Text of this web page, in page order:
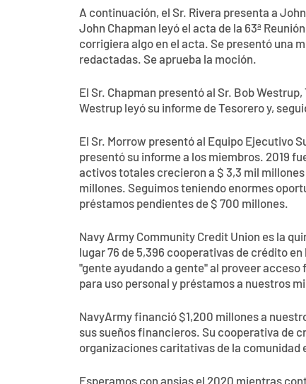
A continuación, el Sr. Rivera presenta a
John Chapman leyó el acta de la 63ª
corrigiera algo en el acta. Se presentó una
redactadas. Se aprueba la moción.
El Sr. Chapman presentó al Sr. Bob
Westrup leyó su informe de Tesorero y,
El Sr. Morrow presentó al Equipo Ejecutivo
presentó su informe a los miembros. 2019
activos totales crecieron a $ 3,3 mil
millones. Seguimos teniendo enormes
préstamos pendientes de $ 700 millones.
Navy Army Community Credit Union es la
lugar 76 de 5,396 cooperativas de crédito
"gente ayudando a gente" al proveer
para uso personal y préstamos a nuestros
NavyArmy financió $1,200 millones a
sus sueños financieros. Su cooperativa de
organizaciones caritativas de la comunidad